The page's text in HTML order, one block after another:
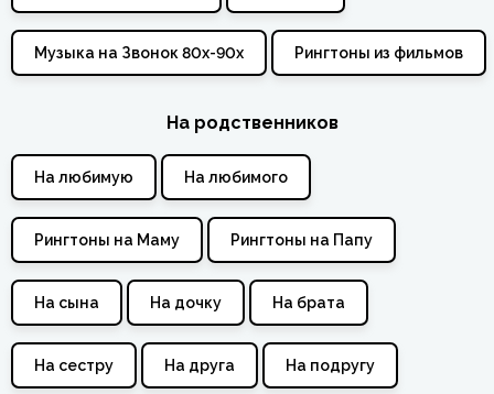
Музыка на Звонок 80х-90х Рингтоны из фильмов
На родственников
На любимую На любимого
Рингтоны на Маму Рингтоны на Папу
На сына На дочку На брата
На сестру На друга На подругу